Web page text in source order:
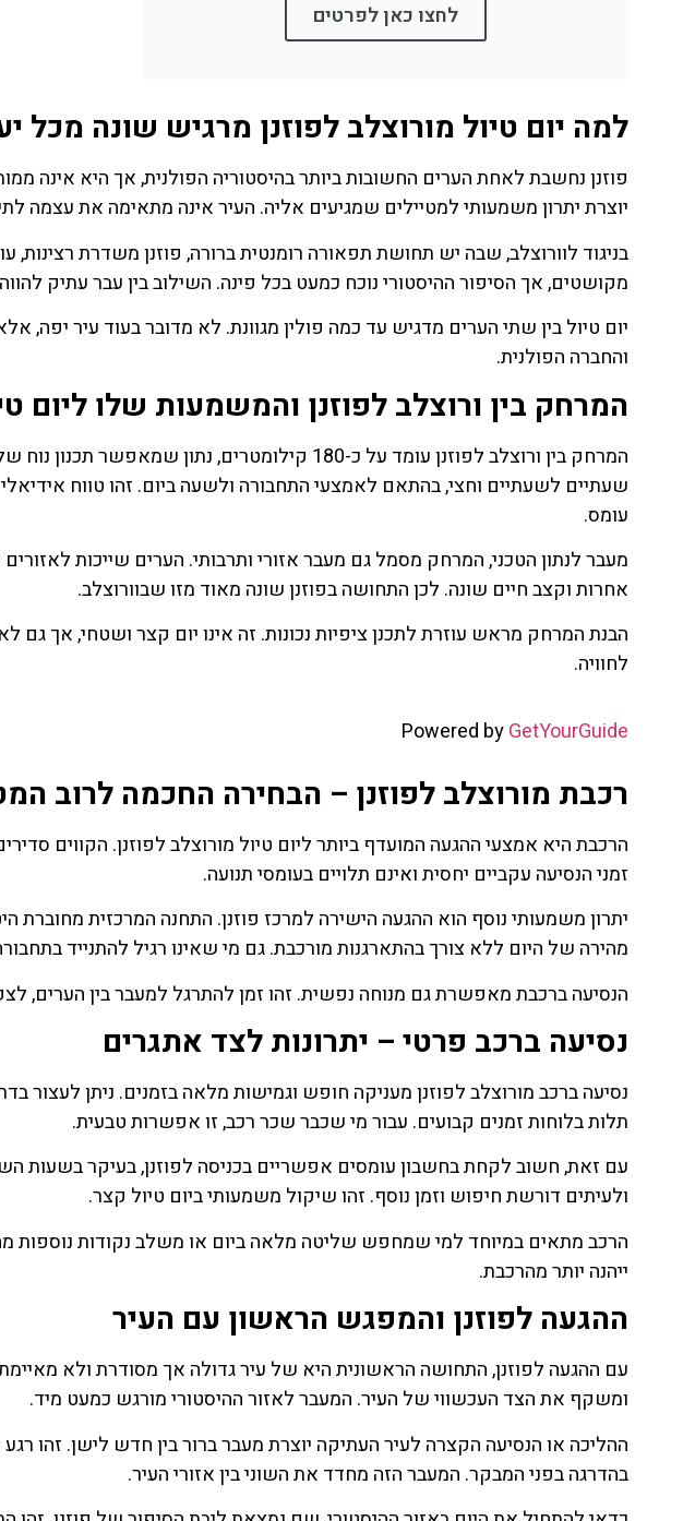
לחצו כאן לפרטים
למה יום טיול מורוצלב לפוזנן מרגיש שונה מכל
פוזנן נחשבת לאחת הערים החשובות ביותר בהיסטוריה הפולנית, אך היא אינה
יוצרת יתרון משמעותי למטיילים שמגיעים אליה. העיר אינה מתאימה את עצמה
בניגוד לוורוצלב, שבה יש תחושת תפאורה רומנטית ברורה, פוזנן משדרת רצינות,
מקושטים, אך הסיפור ההיסטורי נוכח כמעט בכל פינה. השילוב בין עבר עתיק להווה
יום טיול בין שתי הערים מדגיש עד כמה פולין מגוונת. לא מדובר בעוד עיר יפה,
והחברה הפולנית.
המרחק בין ורוצלב לפוזנן והמשמעות שלו ליום
המרחק בין ורוצלב לפוזנן עומד על כ-180 קילומטרים,
שעתיים לשעתיים וחצי, בהתאם לאמצעי התחבורה ולשעה ביום. זהו טווח
עומס.
מעבר לנתון הטכני, המרחק מסמל גם מעבר אזורי ותרבותי. הערים שייכות
אחרות וקצב חיים שונה. לכן התחושה בפוזנן שונה מאוד מזו שבוורוצלב.
הבנת המרחק מראש עוזרת לתכנן ציפיות נכונות. זה אינו יום קצר ושטחי, אך גם
לחוויה.
Powered byGetYourGuide
רכבת מורוצלב לפוזנן – הבחירה החכמה לרוב
הרכבת היא אמצעי ההגעה המועדף ביותר ליום טיול מורוצלב לפוזנן. הקווים
זמני הנסיעה עקביים יחסית ואינם תלויים בעומסי תנועה.
יתרון משמעותי נוסף הוא ההגעה הישירה למרכז פוזנן. התחנה המרכזית
מהירה של היום ללא צורך בהתארגנות מורכבת. גם מי שאינו רגיל להתנייד
הנסיעה ברכבת מאפשרת גם מנוחה נפשית. זהו זמן להתרגל למעבר בין הערים,
נסיעה ברכב פרטי – יתרונות לצד אתגרים
נסיעה ברכב מורוצלב לפוזנן מעניקה חופש וגמישות מלאה בזמנים. ניתן לעצור
תלות בלוחות זמנים קבועים. עבור מי שכבר שכר רכב, זו אפשרות טבעית.
עם זאת, חשוב לקחת בחשבון עומסים אפשריים בכניסה לפוזנן, בעיקר בשעות
ולעיתים דורשת חיפוש וזמן נוסף. זהו שיקול משמעותי ביום טיול קצר.
הרכב מתאים במיוחד למי שמחפש שליטה מלאה ביום או משלב נקודות נוספות
ייהנה יותר מהרכבת.
ההגעה לפוזנן והמפגש הראשון עם העיר
עם ההגעה לפוזנן, התחושה הראשונית היא של עיר גדולה אך מסודרת ולא
ומשקף את הצד העכשווי של העיר. המעבר לאזור ההיסטורי מורגש כמעט מיד.
ההליכה או הנסיעה הקצרה לעיר העתיקה יוצרת מעבר ברור בין חדש לישן. זהו
בהדרגה בפני המבקר. המעבר הזה מחדד את השוני בין אזורי העיר.
לחצו
פה!